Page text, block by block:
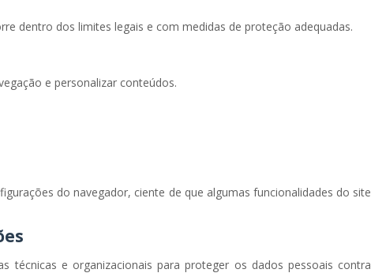
dentro dos limites legais e com medidas de proteção adequadas.
e personalizar conteúdos.
do navegador, ciente de que algumas funcionalidades do site
técnicas e organizacionais para proteger os dados pessoais contra